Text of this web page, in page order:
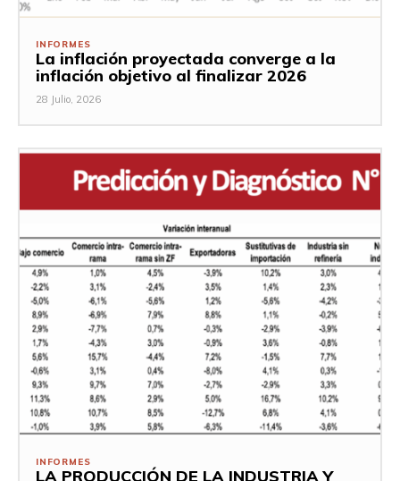
INFORMES
La inflación proyectada converge a la
inflación objetivo al finalizar 2026
28 Julio, 2026
INFORMES
LA PRODUCCIÓN DE LA INDUSTRIA Y